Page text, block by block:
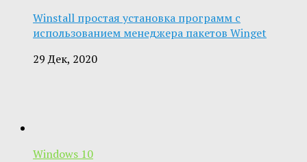
Winstall простая установка программ с
использованием менеджера пакетов Winget
29 Дек, 2020
Windows 10